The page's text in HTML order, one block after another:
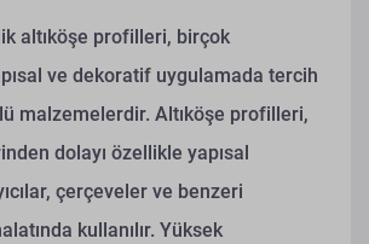
altıköşe profilleri, birçok
ve dekoratif uygulamada tercih
malzemelerdir. Altıköşe profilleri,
dolayı özellikle yapısal
çerçeveler ve benzeri
kullanılır. Yüksek